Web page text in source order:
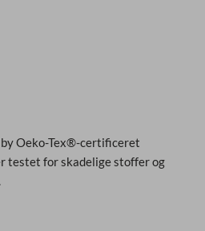
Oeko-Tex®-certificeret
testet for skadelige stoffer og